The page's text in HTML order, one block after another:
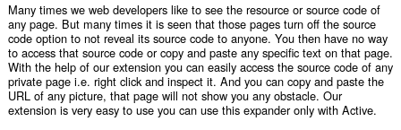
Many times we web developers like to see the resource or source code of
any page. But many times it is seen that those pages turn off the source
code option to not reveal its source code to anyone. You then have no way
to access that source code or copy and paste any specific text on that page.
With the help of our extension you can easily access the source code of any
private page i.e. right click and inspect it. And you can copy and paste the
URL of any picture, that page will not show you any obstacle. Our
extension is very easy to use you can use this expander only with Active.